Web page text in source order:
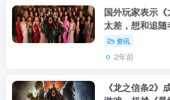
国外玩家表示
太差，想和追
资讯
2年前
《龙之信条2》